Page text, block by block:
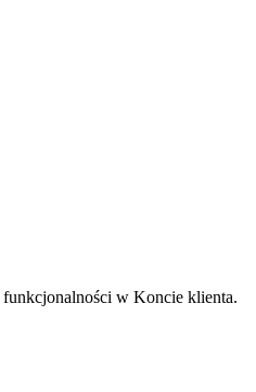
w Koncie klienta.